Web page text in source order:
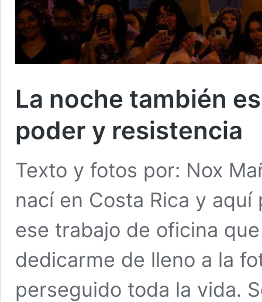
La noche también
poder y resistencia
Texto y fotos por: Nox
nací en Costa Rica y
ese trabajo de oficina
dedicarme de lleno a la
perseguido toda la vida.